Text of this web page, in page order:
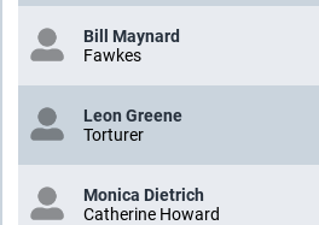
Bill Maynard
Fawkes
Leon Greene
Torturer
Monica Dietrich
Catherine Howard